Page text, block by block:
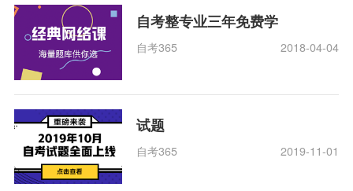
自考整专业三年免费学
自考365 2018-04-04
试题
自考365 2019-11-01